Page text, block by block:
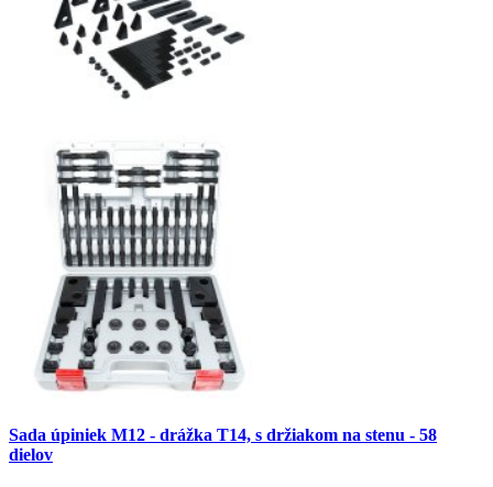
Sada úpiniek M12 - drážka T14, s držiakom na stenu - 58
dielov